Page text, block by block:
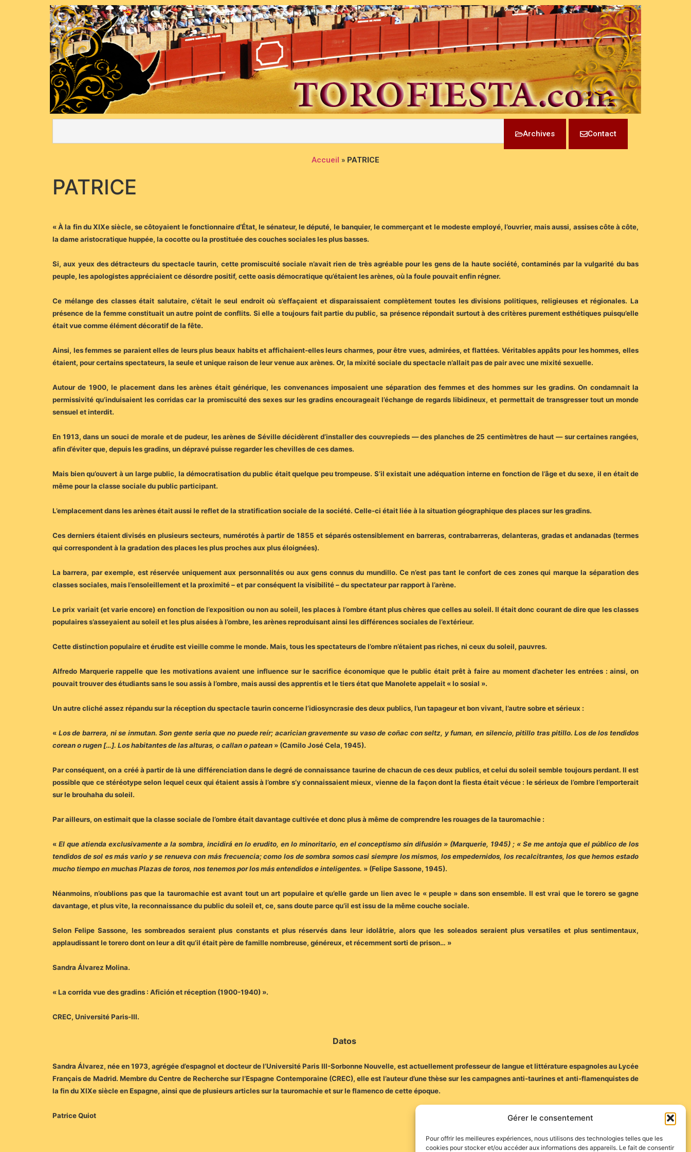
Gérer le consentement
Pour offrir les meilleures expériences, nous utilisons des technologies telles que les
cookies pour stocker et/ou accéder aux informations des appareils. Le fait de consentir
Archives Contact
Accueil » PATRICE
PATRICE
« À la fin du XIXe siècle, se côtoyaient le fonctionnaire d’État, le sénateur, le député, le banquier, le commerçant et le modeste employé, l’ouvrier, mais aussi, assises côte à côte,
la dame aristocratique huppée, la cocotte ou la prostituée des couches sociales les plus basses.
Si, aux yeux des détracteurs du spectacle taurin, cette promiscuité sociale n’avait rien de très agréable pour les gens de la haute société, contaminés par la vulgarité du bas
peuple, les apologistes appréciaient ce désordre positif, cette oasis démocratique qu’étaient les arènes, où la foule pouvait enfin régner.
Ce mélange des classes était salutaire, c’était le seul endroit où s’effaçaient et disparaissaient complètement toutes les divisions politiques, religieuses et régionales. La
présence de la femme constituait un autre point de conflits. Si elle a toujours fait partie du public, sa présence répondait surtout à des critères purement esthétiques puisqu’elle
était vue comme élément décoratif de la fête.
Ainsi, les femmes se paraient elles de leurs plus beaux habits et affichaient-elles leurs charmes, pour être vues, admirées, et flattées. Véritables appâts pour les hommes, elles
étaient, pour certains spectateurs, la seule et unique raison de leur venue aux arènes. Or, la mixité sociale du spectacle n’allait pas de pair avec une mixité sexuelle.
Autour de 1900, le placement dans les arènes était générique, les convenances imposaient une séparation des femmes et des hommes sur les gradins. On condamnait la
permissivité qu’induisaient les corridas car la promiscuité des sexes sur les gradins encourageait l’échange de regards libidineux, et permettait de transgresser tout un monde
sensuel et interdit.
En 1913, dans un souci de morale et de pudeur, les arènes de Séville décidèrent d’installer des couvrepieds — des planches de 25 centimètres de haut — sur certaines rangées,
afin d’éviter que, depuis les gradins, un dépravé puisse regarder les chevilles de ces dames.
Mais bien qu’ouvert à un large public, la démocratisation du public était quelque peu trompeuse. S’il existait une adéquation interne en fonction de l’âge et du sexe, il en était de
même pour la classe sociale du public participant.
L’emplacement dans les arènes était aussi le reflet de la stratification sociale de la société. Celle-ci était liée à la situation géographique des places sur les gradins.
Ces derniers étaient divisés en plusieurs secteurs, numérotés à partir de 1855 et séparés ostensiblement en barreras, contrabarreras, delanteras, gradas et andanadas (termes
qui correspondent à la gradation des places les plus proches aux plus éloignées).
La barrera, par exemple, est réservée uniquement aux personnalités ou aux gens connus du mundillo. Ce n’est pas tant le confort de ces zones qui marque la séparation des
classes sociales, mais l’ensoleillement et la proximité – et par conséquent la visibilité – du spectateur par rapport à l’arène.
Le prix variait (et varie encore) en fonction de l’exposition ou non au soleil, les places à l’ombre étant plus chères que celles au soleil. Il était donc courant de dire que les classes
populaires s’asseyaient au soleil et les plus aisées à l’ombre, les arènes reproduisant ainsi les différences sociales de l’extérieur.
Cette distinction populaire et érudite est vieille comme le monde. Mais, tous les spectateurs de l’ombre n’étaient pas riches, ni ceux du soleil, pauvres.
Alfredo Marquerie rappelle que les motivations avaient une influence sur le sacrifice économique que le public était prêt à faire au moment d’acheter les entrées : ainsi, on
pouvait trouver des étudiants sans le sou assis à l’ombre, mais aussi des apprentis et le tiers état que Manolete appelait « lo sosial ».
Un autre cliché assez répandu sur la réception du spectacle taurin concerne l’idiosyncrasie des deux publics, l’un tapageur et bon vivant, l’autre sobre et sérieux :
« Los de barrera, ni se inmutan. Son gente seria que no puede reír; acarician gravemente su vaso de coñac con seltz, y fuman, en silencio, pitillo tras pitillo. Los de los tendidos
corean o rugen […]. Los habitantes de las alturas, o callan o patean » (Camilo José Cela, 1945).
Par conséquent, on a créé à partir de là une différenciation dans le degré de connaissance taurine de chacun de ces deux publics, et celui du soleil semble toujours perdant. Il est
possible que ce stéréotype selon lequel ceux qui étaient assis à l’ombre s’y connaissaient mieux, vienne de la façon dont la fiesta était vécue : le sérieux de l’ombre l’emporterait
sur le brouhaha du soleil.
Par ailleurs, on estimait que la classe sociale de l’ombre était davantage cultivée et donc plus à même de comprendre les rouages de la tauromachie :
« El que atienda exclusivamente a la sombra, incidirá en lo erudito, en lo minoritario, en el conceptismo sin difusión » (Marquerie, 1945) ; « Se me antoja que el público de los
tendidos de sol es más vario y se renueva con más frecuencia; como los de sombra somos casi siempre los mismos, los empedernidos, los recalcitrantes, los que hemos estado
mucho tiempo en muchas Plazas de toros, nos tenemos por los más entendidos e inteligentes. » (Felipe Sassone, 1945).
Néanmoins, n’oublions pas que la tauromachie est avant tout un art populaire et qu’elle garde un lien avec le « peuple » dans son ensemble. Il est vrai que le torero se gagne
davantage, et plus vite, la reconnaissance du public du soleil et, ce, sans doute parce qu’il est issu de la même couche sociale.
Selon Felipe Sassone, les sombreados seraient plus constants et plus réservés dans leur idolâtrie, alors que les soleados seraient plus versatiles et plus sentimentaux,
applaudissant le torero dont on leur a dit qu’il était père de famille nombreuse, généreux, et récemment sorti de prison… »
Sandra Álvarez Molina.
« La corrida vue des gradins : Afición et réception (1900-1940) ».
CREC, Université Paris-III.
Datos
Sandra Álvarez, née en 1973, agrégée d’espagnol et docteur de l’Université Paris III-Sorbonne Nouvelle, est actuellement professeur de langue et littérature espagnoles au Lycée
Français de Madrid. Membre du Centre de Recherche sur l’Espagne Contemporaine (CREC), elle est l’auteur d’une thèse sur les campagnes anti-taurines et anti-flamenquistes de
la fin du XIXe siècle en Espagne, ainsi que de plusieurs articles sur la tauromachie et sur le flamenco de cette époque.
Patrice Quiot